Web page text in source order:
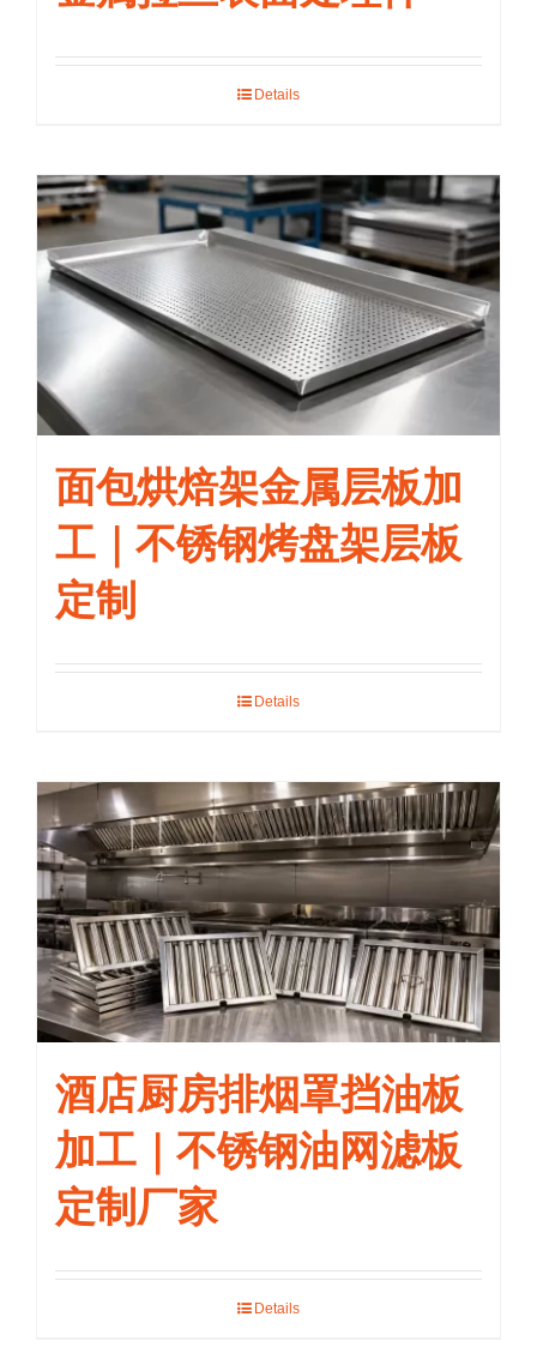
Details
面包烘焙架金属层板加
工｜不锈钢烤盘架层板
定制
Details
酒店厨房排烟罩挡油板
加工｜不锈钢油网滤板
定制厂家
Details